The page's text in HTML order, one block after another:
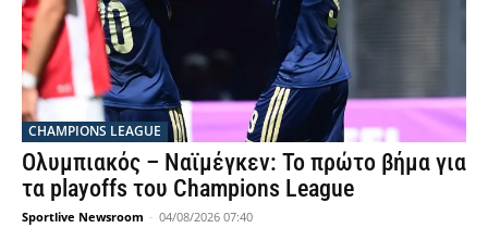
CHAMPIONS LEAGUE
Ολυμπιακός – Ναϊμέγκεν: Το πρώτο βήμα για
τα playoffs του Champions League
Sportlive Newsroom - 04/08/2026 07:40